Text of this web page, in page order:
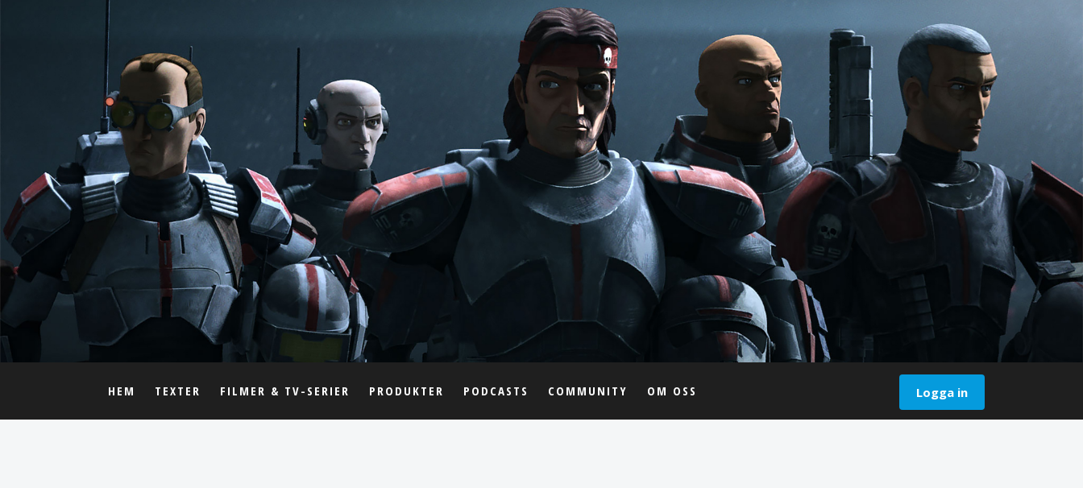
Logga in
HEM TEXTER FILMER & TV-SERIER PRODUKTER PODCASTS COMMUNITY OM OSS